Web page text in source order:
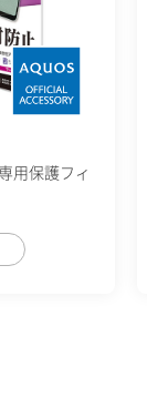
用保護フィ